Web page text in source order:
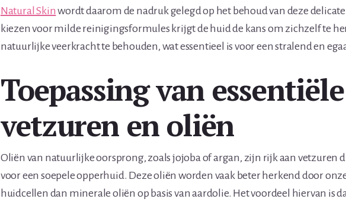
Natural Skin wordt daarom de nadruk gelegd op het behoud van deze
kiezen voor milde reinigingsformules krijgt de huid de kans om zichzelf te
natuurlijke veerkracht te behouden, wat essentieel is voor een stralend en
Toepassing van essentiële
vetzuren en oliën
Oliën van natuurlijke oorsprong, zoals jojoba of argan, zijn rijk aan vetzuren
voor een soepele opperhuid. Deze oliën worden vaak beter herkend door
huidcellen dan minerale oliën op basis van aardolie. Het voordeel hiervan is